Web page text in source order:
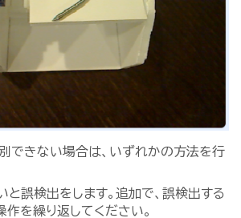
別できない場合は、いずれかの方法を行
と誤検出をします。追加で、誤検出する
作を繰り返してください。